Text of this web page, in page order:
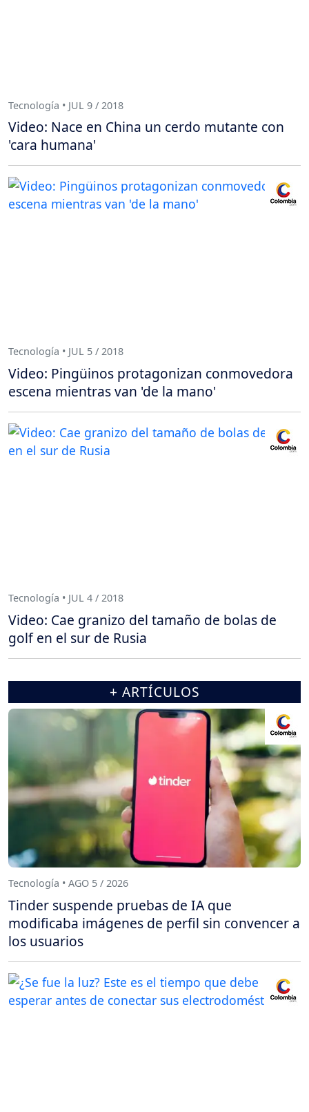
Tecnología • JUL 9 / 2018
Video: Nace en China un cerdo mutante con
'cara humana'
Tecnología • JUL 5 / 2018
Video: Pingüinos protagonizan conmovedora
escena mientras van 'de la mano'
Tecnología • JUL 4 / 2018
Video: Cae granizo del tamaño de bolas de
golf en el sur de Rusia
+ ARTÍCULOS
Tecnología • AGO 5 / 2026
Tinder suspende pruebas de IA que
modificaba imágenes de perfil sin convencer a
los usuarios